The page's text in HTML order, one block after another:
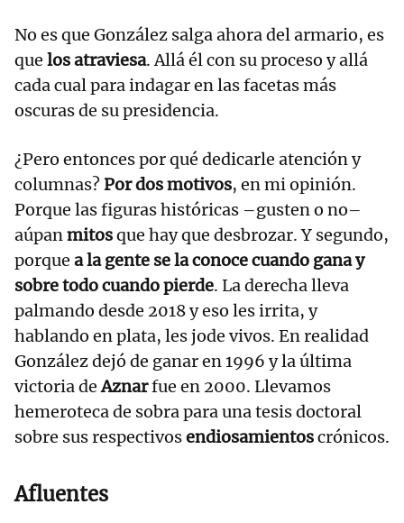
No es que González salga ahora del armario, es
que los atraviesa. Allá él con su proceso y allá
cada cual para indagar en las facetas más
oscuras de su presidencia.
¿Pero entonces por qué dedicarle atención y
columnas?Por dos motivos, en mi opinión.
Porque las figuras históricas –gusten o no–
aúpanmitosque hay que desbrozar. Y segundo,
porque a la gente se la conoce cuando gana y
sobre todo cuando pierde. La derecha lleva
palmando desde 2018 y eso les irrita, y
hablando en plata, les jode vivos. En realidad
González dejó de ganar en 1996 y la última
victoria deAznarfue en 2000. Llevamos
hemeroteca de sobra para una tesis doctoral
sobre sus respectivosendiosamientoscrónicos.
Afluentes